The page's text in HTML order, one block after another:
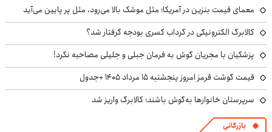
معمای قیمت بنزین در آمریکا؛ مثل موشک بالا می‌رود، مثل پر پایین می‌آید
کالابرگ الکترونیکی در گرداب کسری بودجه گرفتار شد؟
پزشکیان با مجریان گوش به فرمان جبلی و جلیلی مصاحبه نکرد!
قیمت گوشت قرمز امروز پنجشنبه ۱۵ مرداد ۱۴۰۵ +جدول
سرپرستان خانوارها به‌گوش باشند؛ کالابرگ واریز شد
بازرگانی